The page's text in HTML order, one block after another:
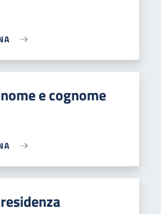
e cognome